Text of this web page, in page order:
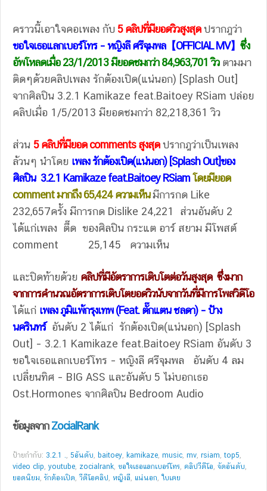
คราวนี้เอาใจคอเพลง กับ 5 คลิปที่มียอดวิวสูงสุด ปรากฎว่า
ขอใจเธอแลกเบอร์โทร – หญิงลี ศรีจุมพล【OFFICIAL MV】 ซึ่ง
อัพโหลดเมื่อ 23/1/2013 มียอดชมกว่า 84,963,701 วิว ตามมา
ติดๆด้วยคลิปเพลง รักต้องเปิด(แน่นอก) [Splash Out]
จากศิลปิน 3.2.1 Kamikaze feat.Baitoey RSiam ปล่อย
คลิปเมื่อ 1/5/2013 มียอดชมกว่า 82,218,361 วิว
ส่วน 5 คลิปที่มียอด comments สูงสุด ปรากฎว่าเป็นเพลง
ล้วนๆ นำโดย เพลง รักต้องเปิด(แน่นอก) [Splash Out]ของ
ศิลปิน 3.2.1 Kamikaze feat.Baitoey RSiamโดยมียอด
comment มากถึง 65,424 ความเห็นมีการกด Like
232,657ครั้ง มีการกด Dislike 24,221 ส่วนอันดับ 2
ได้แก่เพลง ตื๊ด ของศิลปิน กระแต อาร์ สยาม มีโพสต์
comment 25,145 ความเห็น
และปิดท้ายด้วย คลิปที่มีอัตราการเติบโตต่อวันสูงสุด ซึ่งมาก
จากการคำนวณอัตราการเติบโตยอดวิวนับจากวันที่มีการโพสวิดีโอ
ได้แก่ เพลง ภูมิแพ้กรุงเทพ (Feat. ตั๊กแตน ชลดา) – ป้าง
นครินทร์ อันดับ 2 ได้แก่ รักต้องเปิด(แน่นอก) [Splash
Out] – 3.2.1 Kamikaze feat.Baitoey RSiam อันดับ 3
ขอใจเธอแลกเบอร์โทร – หญิงลี ศรีจุมพล อันดับ 4 ลม
เปลี่ยนทิศ – BIG ASS และอันดับ 5 ไม่บอกเธอ
Ost.Hormones จากศิลปิน Bedroom Audio
ข้อมูลจากZocialRank
ป้ายกำกับ: 3.2.1 . 5อันดับ baitoey kamikaze music mv rsiam ,top5
video clip youtube zocialrank ขอใจเธอแลกเบอร์โทร คลิปวีดีโอ จัดอันดับ
ยอดนิยม รักต้องเปิด ,วีดีโอคลิป หญิงลี แน่นอก ใบเตย